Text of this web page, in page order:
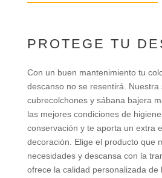
PROTEGE TU
Con un buen mantenimiento tu
descanso no se resentirá. Nuestra
cubrecolchones y sábana bajera
las mejores condiciones de
conservación y te aporta un extra
decoración. Elige el producto que
necesidades y descansa con la
ofrece la calidad personalizada de